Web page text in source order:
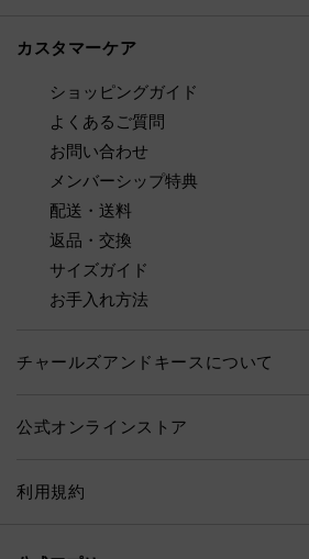
カスタマーケア
ショッピングガイド
よくあるご質問
お問い合わせ
メンバーシップ特典
配送・送料
返品・交換
サイズガイド
お手入れ方法
チャールズアンドキースについて
公式オンラインストア
利用規約